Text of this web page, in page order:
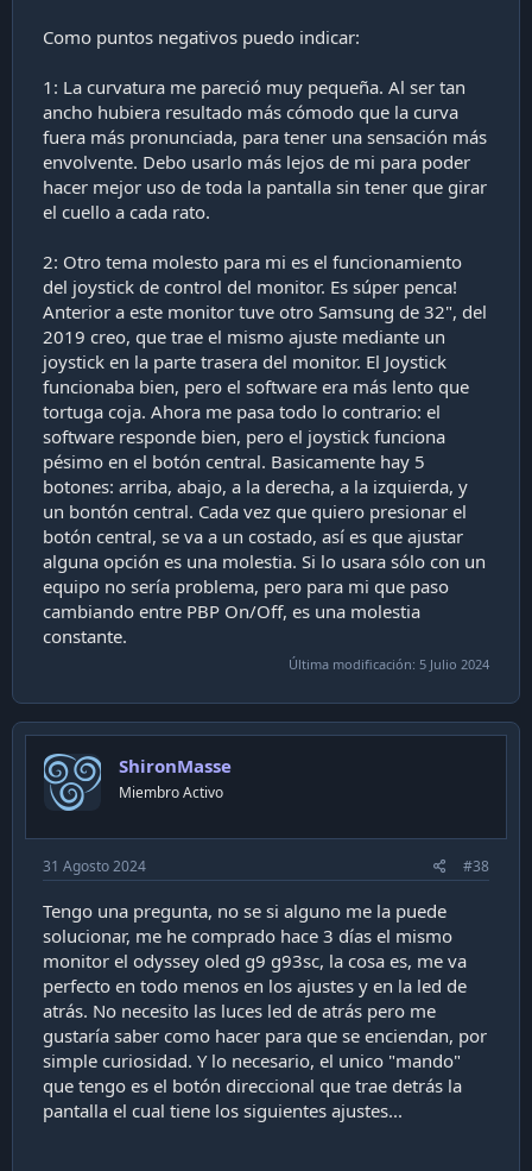
Como puntos negativos puedo indicar:
1: La curvatura me pareció muy pequeña. Al ser tan
ancho hubiera resultado más cómodo que la curva
fuera más pronunciada, para tener una sensación más
envolvente. Debo usarlo más lejos de mi para poder
hacer mejor uso de toda la pantalla sin tener que girar
el cuello a cada rato.
2: Otro tema molesto para mi es el funcionamiento
del joystick de control del monitor. Es súper penca!
Anterior a este monitor tuve otro Samsung de 32", del
2019 creo, que trae el mismo ajuste mediante un
joystick en la parte trasera del monitor. El Joystick
funcionaba bien, pero el software era más lento que
tortuga coja. Ahora me pasa todo lo contrario: el
software responde bien, pero el joystick funciona
pésimo en el botón central. Basicamente hay 5
botones: arriba, abajo, a la derecha, a la izquierda, y
un bontón central. Cada vez que quiero presionar el
botón central, se va a un costado, así es que ajustar
alguna opción es una molestia. Si lo usara sólo con un
equipo no sería problema, pero para mi que paso
cambiando entre PBP On/Off, es una molestia
constante.
Última modificación: 5 Julio 2024
ShironMasse
Miembro Activo
31 Agosto 2024 #38
Tengo una pregunta, no se si alguno me la puede
solucionar, me he comprado hace 3 días el mismo
monitor el odyssey oled g9 g93sc, la cosa es, me va
perfecto en todo menos en los ajustes y en la led de
atrás. No necesito las luces led de atrás pero me
gustaría saber como hacer para que se enciendan, por
simple curiosidad. Y lo necesario, el unico "mando"
que tengo es el botón direccional que trae detrás la
pantalla el cual tiene los siguientes ajustes...